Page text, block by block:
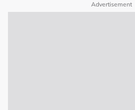
Advertisement